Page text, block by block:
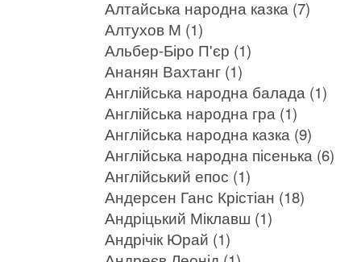
Алтайська народна казка (7)
Алтухов М (1)
Альбер-Біро П'єр (1)
Ананян Вахтанг (1)
Англійська народна балада (1)
Англійська народна гра (1)
Англійська народна казка (9)
Англійська народна пісенька (6)
Англійський епос (1)
Андерсен Ганс Крістіан (18)
Андріцький Міклавш (1)
Андрічік Юрай (1)